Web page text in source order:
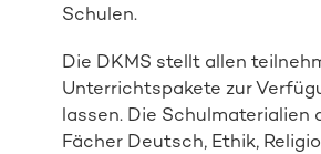
Schulen.
Die DKMS stellt allen
Unterrichtspakete zur
lassen. Die Schulmaterialien
Fächer Deutsch, Ethik,